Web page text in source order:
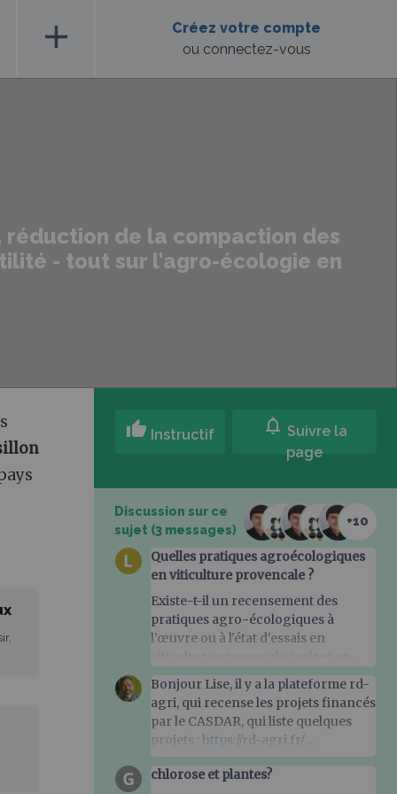
add
Créez votre compte
ou connectez-vous
de la compaction des
- tout sur l'agro-écologie en
thumb_up Instructif notifications Suivre la
page
Discussion sur ce
sujet (3 messages)
+10
Quelles pratiques agroécologiques
en viticulture provencale ?
Existe-t-il un recensement des
pratiques agro-écologiques à
l’œuvre ou à l'état d'essais en
œuvre par quels groupes de viti ? ,
accompagnés par qui , bilan des
résultats, etc . ? )
Bonjour Lise, il y a la plateforme rd-
agri, qui recense les projets financés
par le CASDAR, qui liste quelques
projets : https://rd-agri.fr/
Sinon il y a aussi la liste des GIEE
https://collectifs-agroecologie.fr
chlorose et plantes?